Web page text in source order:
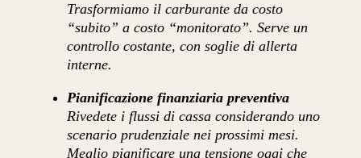
Trasformiamo il carburante da costo
“subito” a costo “monitorato”. Serve un
controllo costante, con soglie di allerta
interne.
Pianificazione finanziaria preventiva
Rivedete i flussi di cassa considerando uno
scenario prudenziale nei prossimi mesi.
Meglio pianificare una tensione oggi che